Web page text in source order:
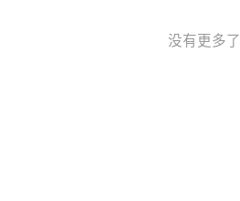
没有更多了